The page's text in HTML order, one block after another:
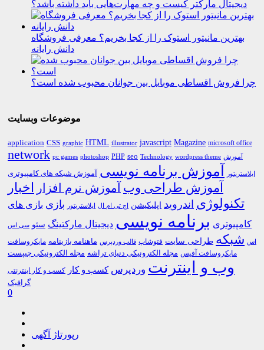
دیجیتال مارکتر کیست و چه مهارت‌هایی باید داشته باشد؟
بهترین مانیتور استوک را از کجا بخریم؟ معرفی فروشگاه
دانش رایانه
چرا فروش اقساطی موبایل بین جوانان محبوب شده است؟
موضوعات وبسایت
application CSS graphic HTML illustrator javascript Magazine microsoft office
network pc games photoshop PHP seo Technology wordpress theme آموزش
ایلاستریتور آموزش برنامه نویسی آموزش شبکه های کامپیوتری
آموزش طراحی وب آموزش نرم افزار اخبار
تکنولوژی اندروید اپلیکیشن اچ تی ام ال ایلاستریتور بازی بازی های
کامپیوتری برنامه نویسی دیجیتال مارکتینگ سئو سی اس
اس شبکه طراحی سایت فتوشاپ قالب وردپرس ماهنامه بازینامه مایکروسافت
مایکروسافت آفیس مجله الکترونیکی دنیای تراشه مجله الکترونیکی چیپست
وب و اینترنت وردپرس کسب و کار کسب و کار اینترنتی
گرافیک
0
رپورتاژ آگهی